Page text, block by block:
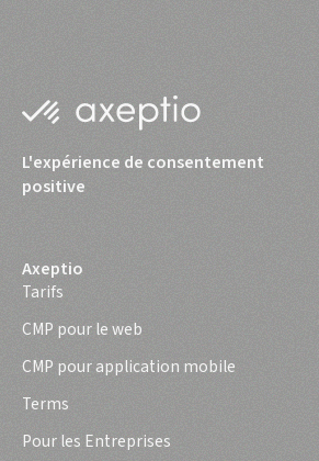
L'expérience de consentement
positive
Axeptio
Tarifs
CMP pour le web
CMP pour application mobile
Terms
Pour les Entreprises